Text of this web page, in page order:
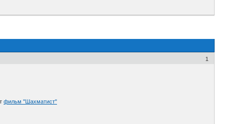
1
фильм "Шахматист"